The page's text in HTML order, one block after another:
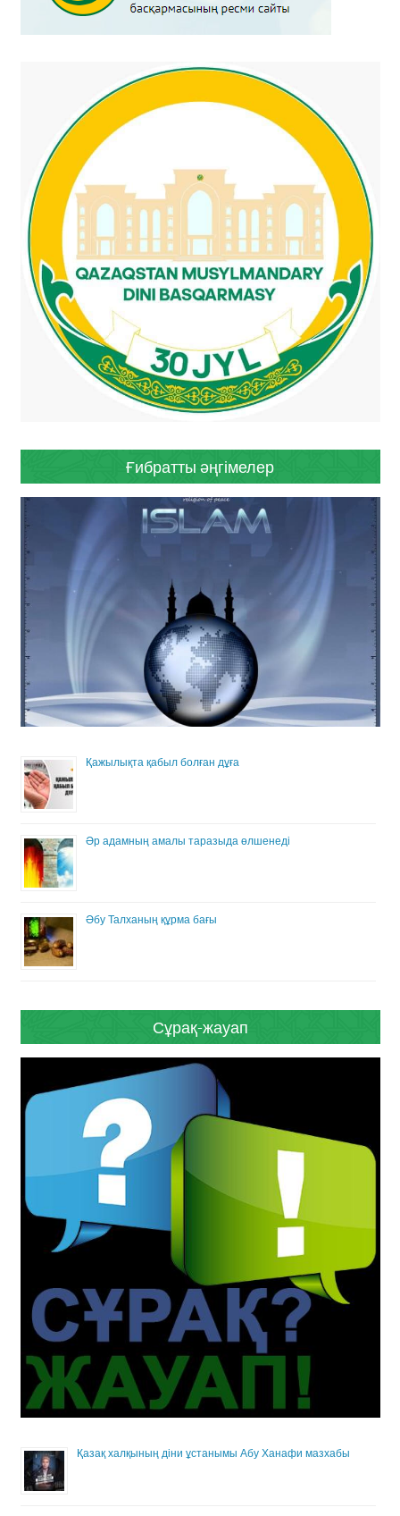
Ғибратты әңгімелер
Қажылықта қабыл болған дұға
Әр адамның амалы таразыда өлшенеді
Әбу Талханың құрма бағы
Сұрақ-жауап
Қазақ халқының діни ұстанымы Абу Ханафи мазхабы